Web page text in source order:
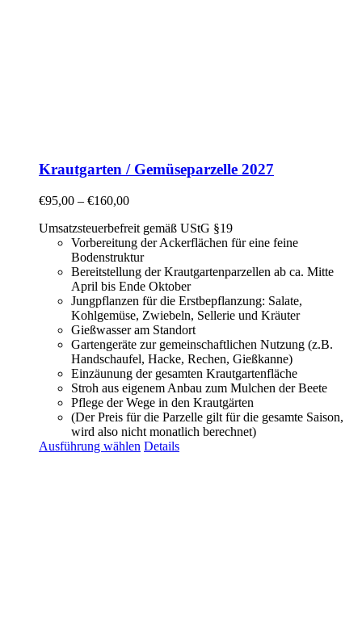
Krautgarten / Gemüseparzelle 2027
€95,00 – €160,00
Umsatzsteuerbefreit gemäß UStG §19
Vorbereitung der Ackerflächen für eine feine
Bodenstruktur
Bereitstellung der Krautgartenparzellen ab ca. Mitte
April bis Ende Oktober
Jungpflanzen für die Erstbepflanzung: Salate,
Kohlgemüse, Zwiebeln, Sellerie und Kräuter
Gießwasser am Standort
Gartengeräte zur gemeinschaftlichen Nutzung (z.B.
Handschaufel, Hacke, Rechen, Gießkanne)
Einzäunung der gesamten Krautgartenfläche
Stroh aus eigenem Anbau zum Mulchen der Beete
Pflege der Wege in den Krautgärten
(Der Preis für die Parzelle gilt für die gesamte Saison,
wird also nicht monatlich berechnet)
Ausführung wählen Details